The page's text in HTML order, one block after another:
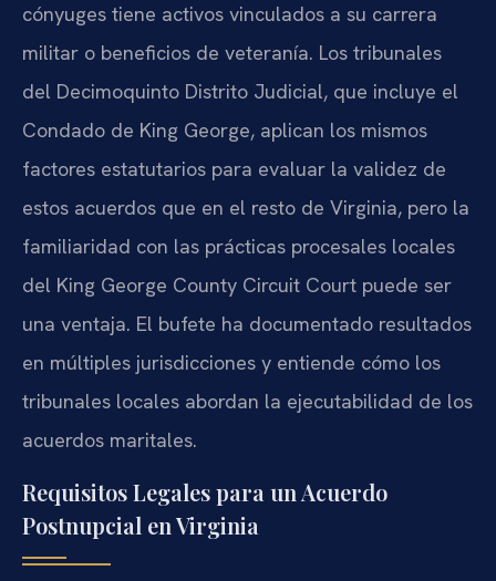
cónyuges tiene activos vinculados a su carrera
militar o beneficios de veteranía. Los tribunales
del Decimoquinto Distrito Judicial, que incluye el
Condado de King George, aplican los mismos
factores estatutarios para evaluar la validez de
estos acuerdos que en el resto de Virginia, pero la
familiaridad con las prácticas procesales locales
del King George County Circuit Court puede ser
una ventaja. El bufete ha documentado resultados
en múltiples jurisdicciones y entiende cómo los
tribunales locales abordan la ejecutabilidad de los
acuerdos maritales.
Requisitos Legales para un Acuerdo
Postnupcial en Virginia